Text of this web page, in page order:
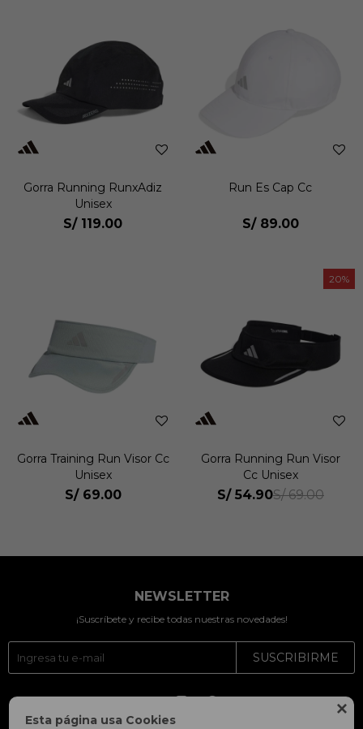

Esta página usa Cookies
Gorra Running RunxAdiz
Unisex
S/ 119.00
Run Es Cap Cc
S/ 89.00
Gorra Training Run Visor Cc
Unisex
S/ 69.00
20
Gorra Running Run Visor
Cc Unisex
S/ 54.90S/ 69.00
NEWSLETTER
¡Suscríbete y recibe todas nuestras novedades!
SUSCRIBIRME